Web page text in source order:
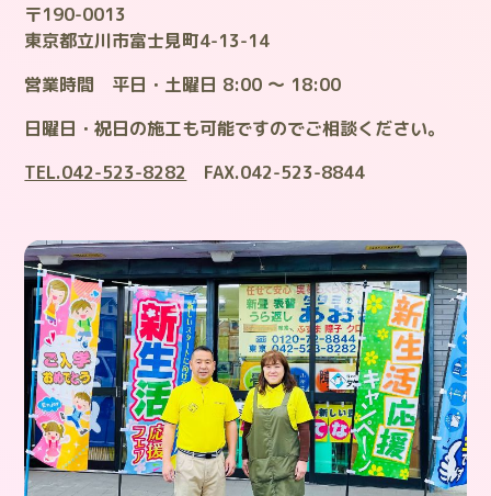
〒190-0013
東京都立川市富士見町4-13-14
営業時間 平日・土曜日 8:00 ～ 18:00
日曜日・祝日の施工も可能ですのでご相談ください。
TEL.042-523-8282
FAX.042-523-8844